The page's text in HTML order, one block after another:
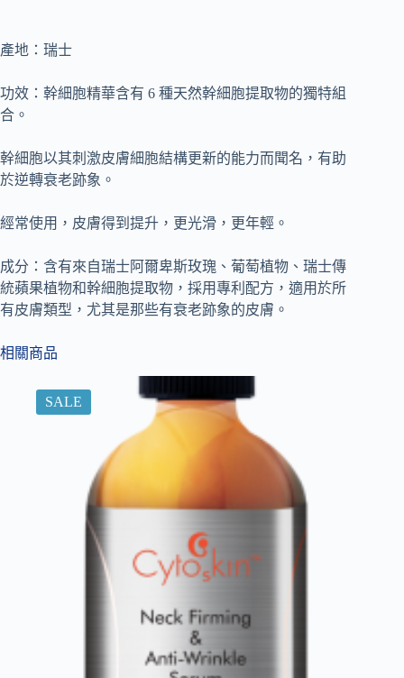
產地：瑞士
功效：幹細胞精華含有 6 種天然幹細胞提取物的獨特組
合。
幹細胞以其刺激皮膚細胞結構更新的能力而聞名，有助
於逆轉衰老跡象。
經常使用，皮膚得到提升，更光滑，更年輕。
成分：含有來自瑞士阿爾卑斯玫瑰、葡萄植物、瑞士傳
統蘋果植物和幹細胞提取物，採用專利配方，適用於所
有皮膚類型，尤其是那些有衰老跡象的皮膚。
相關商品
SALE